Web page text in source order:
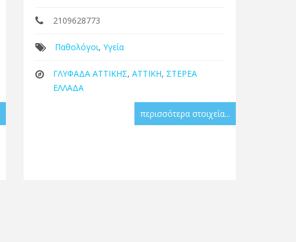
2109628773
Παθολόγοι, Υγεία
ΓΛΥΦΑΔΑ ΑΤΤΙΚΗΣ, ΑΤΤΙΚΗ, ΣΤΕΡΕΑ
ΕΛΛΑΔΑ
περισσότερα στοιχεία...